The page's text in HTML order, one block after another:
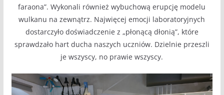
faraona”. Wykonali również wybuchową erupcję modelu
wulkanu na zewnątrz. Najwięcej emocji laboratoryjnych
dostarczyło doświadczenie z „płonącą dłonią”, które
sprawdzało hart ducha naszych uczniów. Dzielnie przeszli
je wszyscy, no prawie wszyscy.